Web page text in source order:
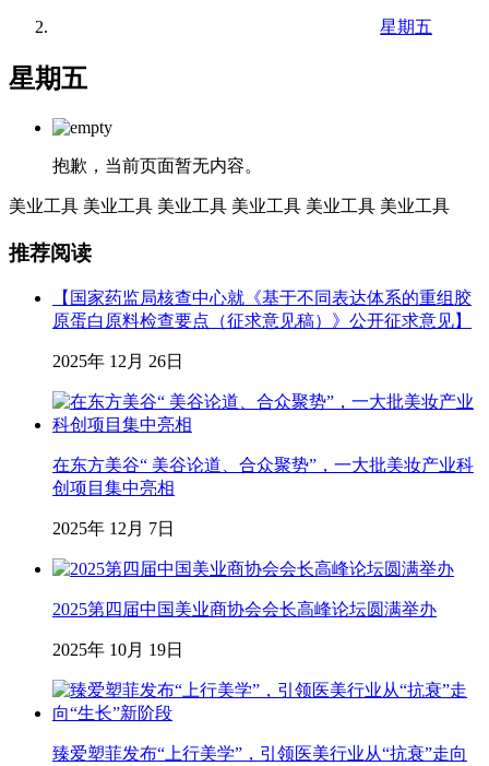
星期五
星期五
抱歉，当前页面暂无内容。
美业工具 美业工具 美业工具 美业工具 美业工具 美业工具
推荐阅读
【国家药监局核查中心就《基于不同表达体系的重组胶
原蛋白原料检查要点（征求意见稿）》公开征求意见】
2025年 12月 26日
在东方美谷“ 美谷论道、合众聚势”，一大批美妆产业科
创项目集中亮相
2025年 12月 7日
2025第四届中国美业商协会会长高峰论坛圆满举办
2025年 10月 19日
臻爱塑菲发布“上行美学”，引领医美行业从“抗衰”走向